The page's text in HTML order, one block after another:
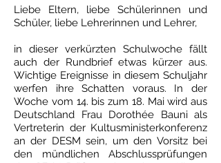
Liebe Eltern, liebe Schülerinnen und
Schüler, liebe Lehrerinnen und Lehrer,
in dieser verkürzten Schulwoche fällt
auch der Rundbrief etwas kürzer aus.
Wichtige Ereignisse in diesem Schuljahr
werfen ihre Schatten voraus. In der
Woche vom 14. bis zum 18. Mai wird aus
Deutschland Frau Dorothée Bauni als
Vertreterin der Kultusministerkonferenz
an der DESM sein, um den Vorsitz bei
den mündlichen Abschlussprüfungen